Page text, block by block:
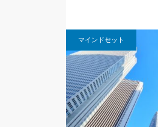
マインドセット